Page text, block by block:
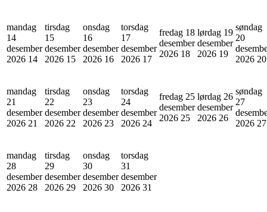
mandag
14
desember
2026 14
tirsdag
15
desember
2026 15
onsdag
16
desember
2026 16
torsdag
17
desember
2026 17
fredag 18
desember
2026 18
lørdag 19
desember
2026 19
søndag
20
2026 20
mandag
21
desember
2026 21
tirsdag
22
desember
2026 22
onsdag
23
desember
2026 23
torsdag
24
desember
2026 24
fredag 25
desember
2026 25
lørdag 26
desember
2026 26
søndag
27
2026 27
mandag
28
desember
2026 28
tirsdag
29
desember
2026 29
onsdag
30
desember
2026 30
torsdag
31
desember
2026 31